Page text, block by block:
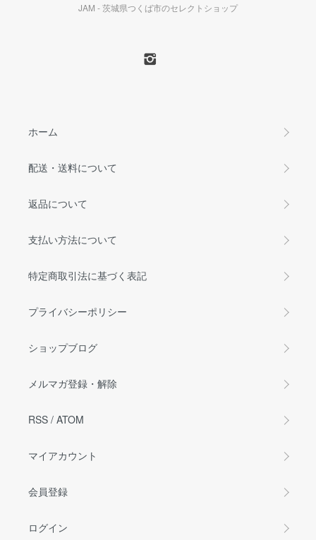
JAM - 茨城県つくば市のセレクトショップ
ホーム
配送・送料について
返品について
支払い方法について
特定商取引法に基づく表記
プライバシーポリシー
ショップブログ
メルマガ登録・解除
RSS / ATOM
マイアカウント
会員登録
ログイン